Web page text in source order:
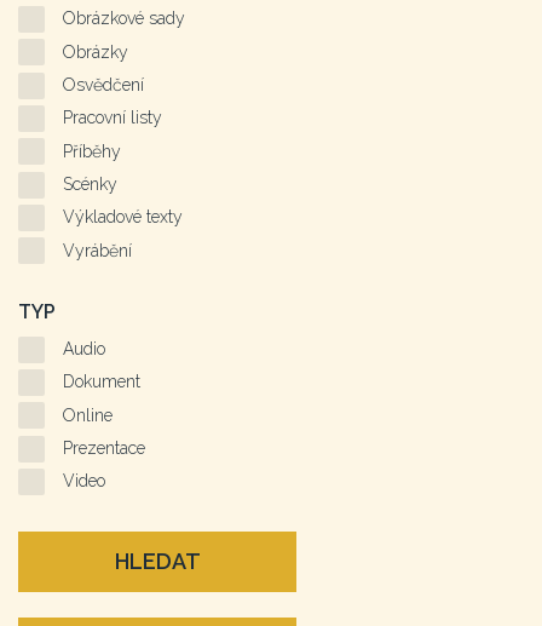
Obrázkové sady
Obrázky
Osvědčení
Pracovní listy
Příběhy
Scénky
Výkladové texty
Vyrábění
TYP
Audio
Dokument
Online
Prezentace
Video
HLEDAT